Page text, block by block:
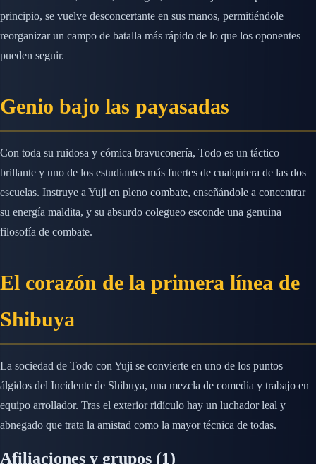
principio, se vuelve desconcertante en sus manos, permitiéndole
reorganizar un campo de batalla más rápido de lo que los oponentes
pueden seguir.
Genio bajo las payasadas
Con toda su ruidosa y cómica bravuconería, Todo es un táctico
brillante y uno de los estudiantes más fuertes de cualquiera de las dos
escuelas. Instruye a Yuji en pleno combate, enseñándole a concentrar
su energía maldita, y su absurdo colegueo esconde una genuina
filosofía de combate.
El corazón de la primera línea de
Shibuya
La sociedad de Todo con Yuji se convierte en uno de los puntos
álgidos del Incidente de Shibuya, una mezcla de comedia y trabajo en
equipo arrollador. Tras el exterior ridículo hay un luchador leal y
abnegado que trata la amistad como la mayor técnica de todas.
Afiliaciones y grupos (1)